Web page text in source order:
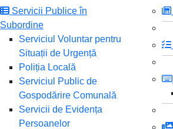
Servicii Publice în
Subordine
Serviciul Voluntar pentru
Situații de Urgență
Poliția Locală
Serviciul Public de
Gospodărire Comunală
Servicii de Evidența
Persoanelor